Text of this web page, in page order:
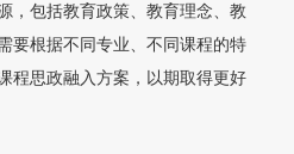
，包括教育政策、教育理念、教
要根据不同专业、不同课程的特
程思政融入方案，以期取得更好